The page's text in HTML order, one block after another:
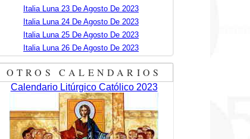
Italia Luna 23 De Agosto De 2023
Italia Luna 24 De Agosto De 2023
Italia Luna 25 De Agosto De 2023
Italia Luna 26 De Agosto De 2023
OTROS CALENDARIOS
Calendario Litúrgico Católico 2023